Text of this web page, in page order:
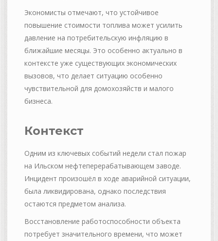
Экономисты отмечают, что устойчивое
повышение стоимости топлива может усилить
давление на потребительскую инфляцию в
ближайшие месяцы. Это особенно актуально в
контексте уже существующих экономических
вызовов, что делает ситуацию особенно
чувствительной для домохозяйств и малого
бизнеса.
Контекст
Одним из ключевых событий недели стал пожар
на Ильском нефтеперерабатывающем заводе.
Инцидент произошёл в ходе аварийной ситуации,
была ликвидирована, однако последствия
остаются предметом анализа.
Восстановление работоспособности объекта
потребует значительного времени, что может